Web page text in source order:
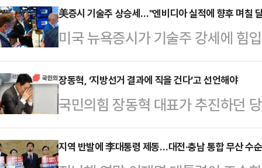
美증시 기술주 상승세…"엔비디아 실적에 향후 며칠
미국 뉴욕증시가 기술주 강세에 힘
방송에 따르면 전통적 우량주로 구
(현지시간) 전 거래일보다
을 마쳤다. 대형주 위주의 스탠더
인트(0.81%) 상승한 6946.14에,
288.40(1.26%)포인트 뛴 2만
장동혁, ‘지방선거 결과에 직을 건다’고 선언해야
국민의힘 장동혁 대표가 추진하던
민을 대상으로 당명을 공모해 최종
의에서 제동이 걸린 것이다. “당명
지역 반발에 李대통령 제동…대전·충남 통합 무산 수